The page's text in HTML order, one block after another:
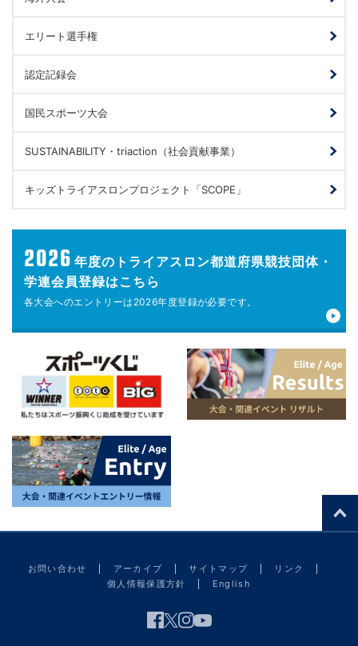
エリート選手権
認定記録会
国民スポーツ大会
SUSTAINABILITY・triaction（社会貢献事業）
キッズトライアスロンプロジェクト「SCOPE」
2026 年度の トライアスロン都道府県競技団体・
学連会員登録はこちら
各大会へのエントリーは 2026年度登録が必要です。
お問い合わせ アーカイブ サイトマップ
リンク
個人情報保護方針
English